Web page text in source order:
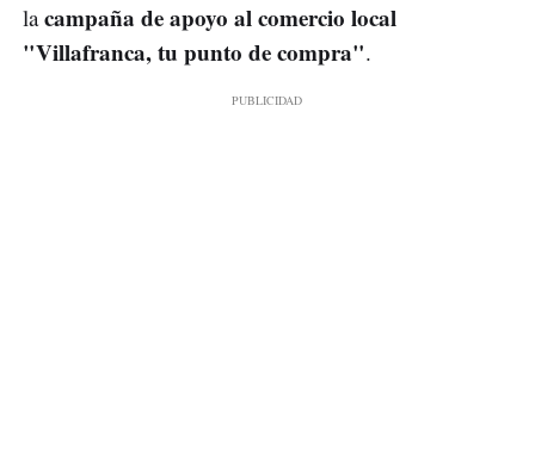
lacampaña de apoyo al comercio local
"Villafranca, tu punto de compra".